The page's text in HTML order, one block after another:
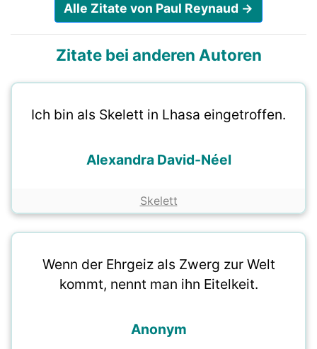
Alle Zitate von Paul Reynaud →
Zitate bei anderen Autoren
Ich bin als Skelett in Lhasa eingetroffen.
Alexandra David-Néel
Skelett
Wenn der Ehrgeiz als Zwerg zur Welt
kommt, nennt man ihn Eitelkeit.
Anonym